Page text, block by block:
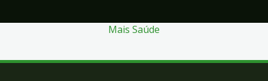
Mais Saúde